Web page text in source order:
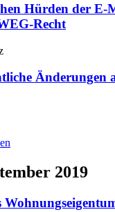
Hürden der E-
Recht
Änderungen
2019